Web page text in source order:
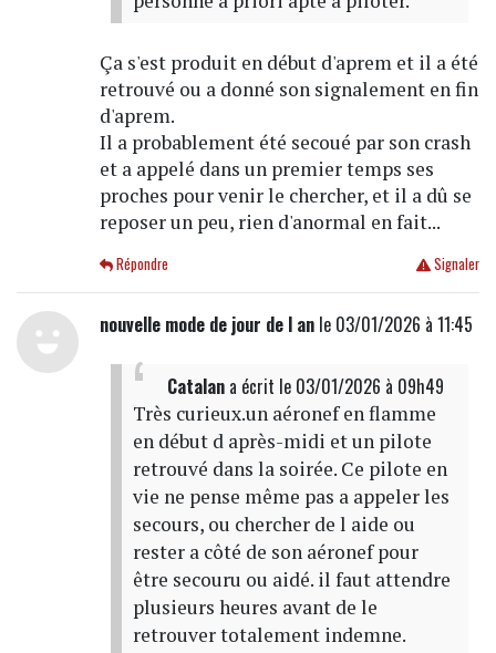
Ça s'est produit en début d'aprem et il a été
retrouvé ou a donné son signalement en fin
d'aprem.
Il a probablement été secoué par son crash
et a appelé dans un premier temps ses
proches pour venir le chercher, et il a dû se
reposer un peu, rien d'anormal en fait...
Signaler
Répondre
nouvelle mode de jour de l anle 03/01/2026 à 11:45
Catalana écrit le 03/01/2026 à 09h49
Très curieux.un aéronef en flamme
en début d après-midi et un pilote
retrouvé dans la soirée. Ce pilote en
vie ne pense même pas a appeler les
secours, ou chercher de l aide ou
rester a côté de son aéronef pour
être secouru ou aidé. il faut attendre
plusieurs heures avant de le
retrouver totalement indemne.